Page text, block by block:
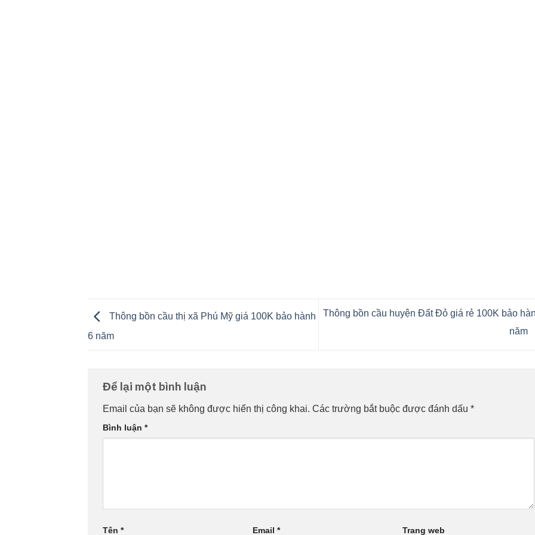
Thông bồn cầu thị xã Phú Mỹ‎ giá 100K bảo hành
6 năm
Thông bồn cầu huyện Đất Đỏ‎ giá rẻ 100K bảo
năm
Để lại một bình luận
Email của bạn sẽ không được hiển thị công khai. Các trường bắt buộc được đánh dấu *
Bình luận *
Tên * Email * Trang web